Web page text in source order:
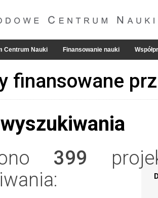
Centrum Nauki Finansowanie nauki
finansowane
399